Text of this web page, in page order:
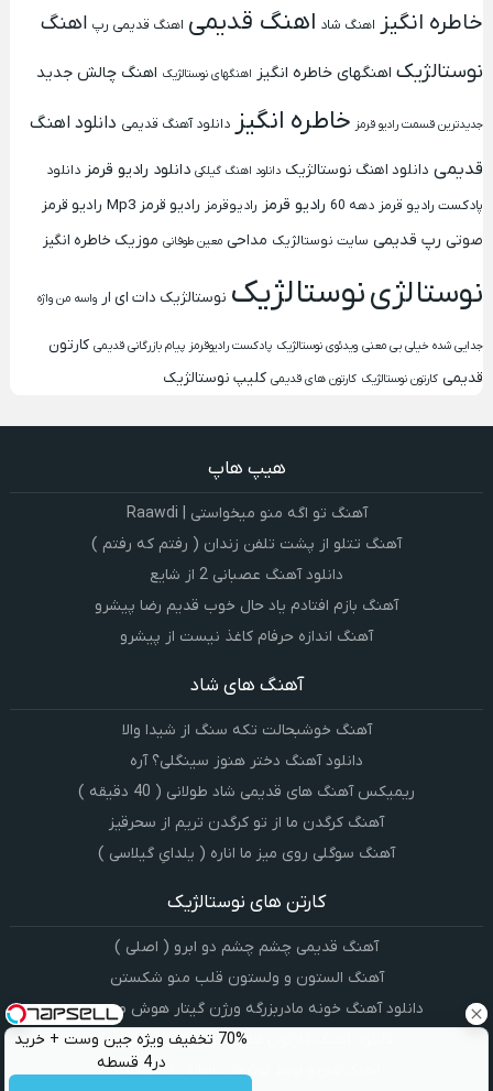
70% تخفیف ویژه جین وست + خرید
در4 قسطه
خاطره انگیز اهنگ شاد اهنگ قدیمی اهنگ قدیمی رپ اهنگ
نوستالژیک اهنگهای خاطره انگیز اهنگهای نوستالژیک اهنگ چالش جدید
جدیدترین قسمت رادیو قرمز خاطره انگیز دانلود آهنگ قدیمی دانلود اهنگ
قدیمی دانلود اهنگ نوستالژیک دانلود اهنگ گیلکی دانلود رادیو قرمز دانلود
پادکست رادیو قرمز دهه 60 رادیو قرمز رادیوقرمز رادیو قرمز Mp3
رادیو قرمز
صوتی رپ قدیمی سایت نوستالژیک مداحی معین طوفانی موزیک خاطره انگیز
نوستالژینوستالژیک نوستالژیک دات ای ار واسه من واژه
جدایی شده خیلی بی معنی ویدئوی نوستالژیک پادکست رادیوقرمز پیام بازرگانی قدیمی کارتون
قدیمی کارتون نوستالژیک کارتون های قدیمی کلیپ نوستالژیک
هیپ هاپ
آهنگ تو اگه منو میخواستی | Raawdi
آهنگ تتلو از پشت تلفن زندان ( رفتم که رفتم )
دانلود آهنگ عصبانی 2 از شایع
آهنگ بازم افتادم یاد حال خوب قدیم رضا پیشرو
آهنگ اندازه حرفام کاغذ نیست از پیشرو
آهنگ های شاد
آهنگ خوشبحالت تکه سنگ از شیدا والا
دانلود آهنگ دختر هنوز سینگلی؟ آره
ریمیکس آهنگ های قدیمی شاد طولانی ( 40 دقیقه )
آهنگ کرگدن ما از تو کرگدن تریم از سحرقیز
آهنگ سوگلی روی میز ما اناره ( یلدایِ گیلاسی )
کارتن های نوستالژیک
آهنگ قدیمی چشم چشم دو ابرو ( اصلی )
آهنگ الستون و ولستون قلب منو شکستن
دانلود آهنگ خونه مادربزرگه ورژن گیتار هوش مصنوعی
دانلود آهنگ کارتون هاچ زنبور عسل ( ویولن )
اهنگ ماریو اومد لوئیجی باهاش ( تلمبه )